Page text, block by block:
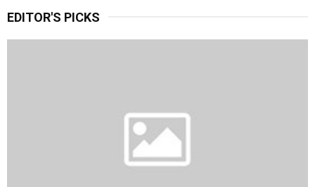
c
EDITOR'S PICKS